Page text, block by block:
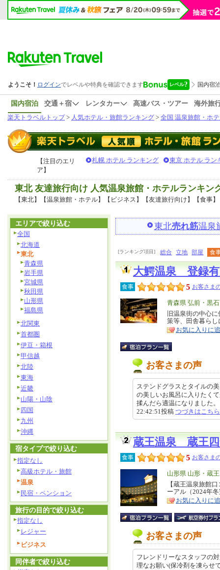
国内宿泊 交通＋宿 レンタカー 高速バス・ツアー
海外旅
楽天トラベルトップ> 人気ホテル・旅館ランキング > 全国 温泉旅館・ホ
【注目のエリ
ア】
札幌 ホテル ランキング 東京 ホテル ラン
東北 友達旅行向け 人気温泉旅館・ホテルランキン
【東北】【温泉旅館・ホテル】【ビジネス】【友達旅行向け】【食事】
東北売れ筋温泉
[ランキング項目] 総合 立地 部屋 食
大鰐温泉 登録
食事 5 お客さま
エ
リ
ア
青森県 弘前・黒石
特
徴
旧温泉街の中心
策等、田舎暮ら
お気に入りに
お客さまの声
ステンドグラスとタイルの
の美しいお風呂に入りたく
揉んだら適温になりました
22:42:51投稿 つづきはこちら
蔵王温泉 蔵王
食事 5 お客さま
エ
リ
ア
山形県 山形・蔵
特
徴
【蔵王温泉旅館
ーアル（2024年
お気に入りに
お客さまの声
フレンドリーなスタッフの
理なお願い(保冷剤を凍らせ
エリアで絞り込む
全国
北海道
東北
青森県
岩手県
宮城県
秋田県
山形県
福島県
北関東
首都圏
伊豆・箱根
甲信越
北陸
東海
近畿
山陽・山陰
四国
九州
沖縄
宿タイプで絞り込む
指定なし
高級ホテル・旅館
温泉
民宿・ペンション
旅行の目的で絞り込む
指定なし
レジャー
ビジネス
同伴者で絞り込む